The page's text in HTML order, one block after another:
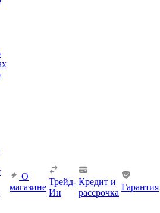
О
магазине
Трейд-
Ин
Кредит и
рассрочка
Гарантия